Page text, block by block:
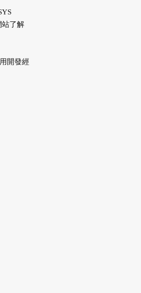
站了解
開發經